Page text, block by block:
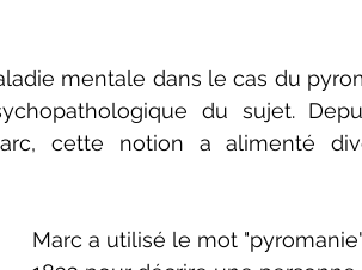
mentale dans le cas du
du sujet.
cette notion a alimenté
Marc a utilisé le mot